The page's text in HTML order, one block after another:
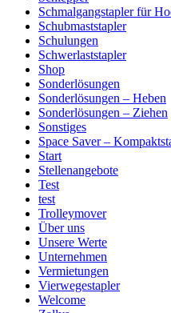
Schmalgangstapler für
Schubmaststapler
Schulungen
Schwerlaststapler
Shop
Sonderlösungen
Sonderlösungen – Heben
Sonderlösungen – Ziehen
Sonstiges
Space Saver –
Start
Stellenangebote
Test
test
Trolleymover
Über uns
Unsere Werte
Unternehmen
Vermietungen
Vierwegestapler
Welcome